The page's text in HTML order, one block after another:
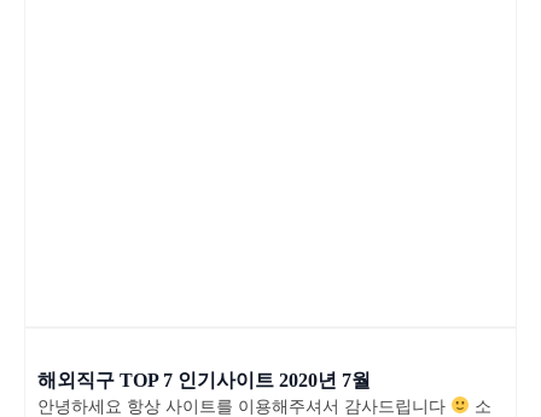
해외직구 TOP 7 인기사이트 2020년 7월
안녕하세요 항상 사이트를 이용해주셔서 감사드립니다
소